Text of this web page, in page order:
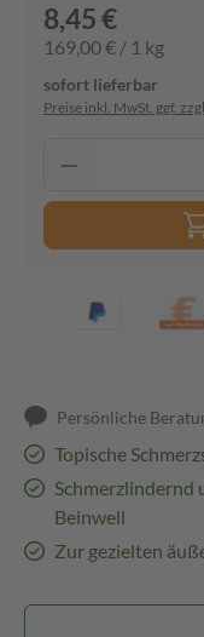
8,45 €
169,00 € / 1 kg
sofort lieferbar
Preise inkl. MwSt. ggf.
Persönliche
Topische
Schmerzlindernd
Beinwell
Zur gezielten